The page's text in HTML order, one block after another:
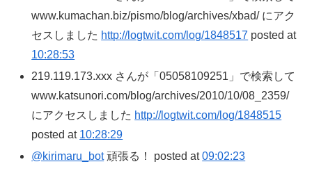
www.kumachan.biz/pismo/blog/archives/xbad/ にアク
セスしました http://logtwit.com/log/1848517 posted at
10:28:53
219.119.173.xxx さんが「05058109251」で検索して
www.katsunori.com/blog/archives/2010/10/08_2359/
にアクセスしました http://logtwit.com/log/1848515
posted at 10:28:29
@kirimaru_bot頑張る！ posted at09:02:23